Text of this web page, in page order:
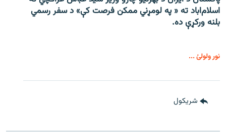
اسلام‌اباد ته « په لومړني ممکن فرصت کې» د سفر رسمي
بلنه ورکړې ده.
نور ولولئ ...
شريکول